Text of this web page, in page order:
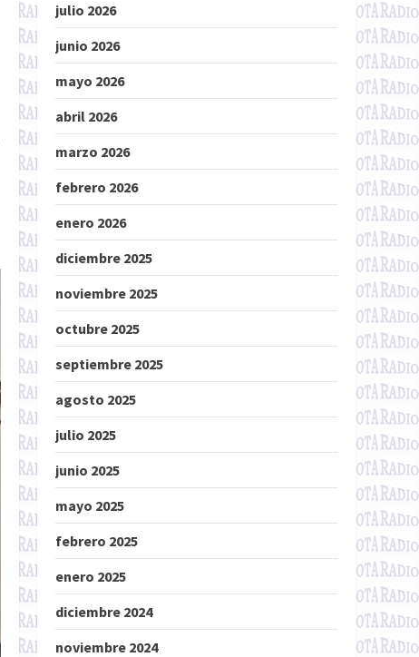
julio 2026
junio 2026
mayo 2026
abril 2026
marzo 2026
febrero 2026
enero 2026
diciembre 2025
noviembre 2025
octubre 2025
septiembre 2025
agosto 2025
julio 2025
junio 2025
mayo 2025
febrero 2025
enero 2025
diciembre 2024
noviembre 2024